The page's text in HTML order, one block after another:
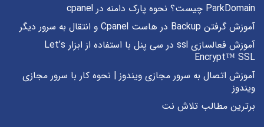
ParkDomain چیست؟ نحوه پارک دامنه در cpanel
آموزش گرفتن Backup در هاست Cpanel و انتقال به سرور دیگر
آموزش فعالسازی ssl در سی پنل با استفاده از ابزار Let’s
Encrypt™ SSL
آموزش اتصال به سرور مجازی ویندوز | نحوه کار با سرور مجازی
ویندوز
برترین مطالب تلاش نت